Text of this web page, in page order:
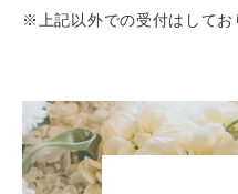
※上記以外での受付はしてお